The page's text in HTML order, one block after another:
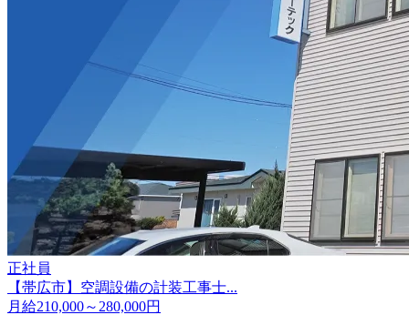
正社員
【帯広市】空調設備の計装工事士...
月給210,000～280,000円